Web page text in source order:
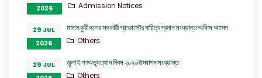
2026
Admission Notices
29 JUL
2026
মাদাম কুরী হলের সহকারী প্রভোস্টের দায়িত্ব প্রদান সংক্রান্ত অফিস আদেশ
Others
29 JUL
জুলাই গণঅভ্যুত্থান দিবস ২০২৬ উদযাপন সংক্রান্ত
Others